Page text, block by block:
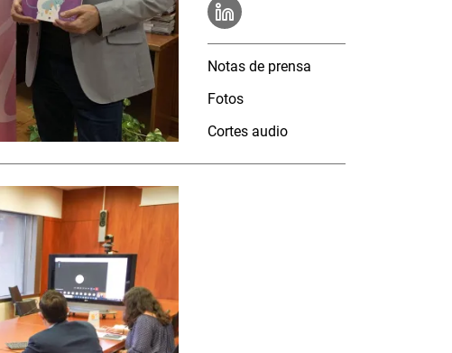
Notas de prensa
Fotos
Cortes audio